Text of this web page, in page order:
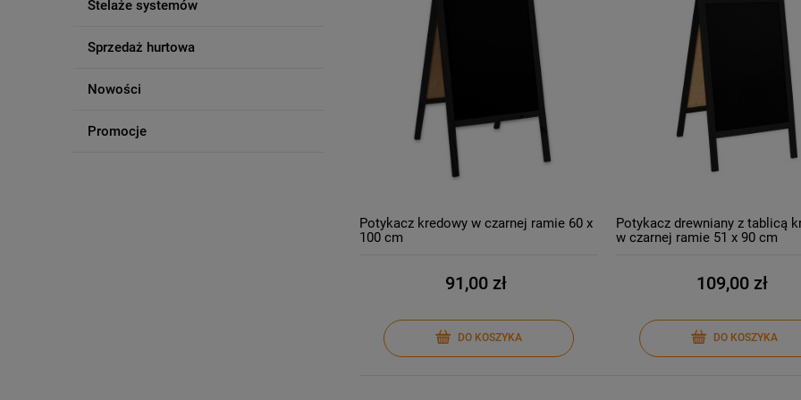
Stelaże systemów
Sprzedaż hurtowa
Nowości
Promocje
Potykacz kredowy w czarnej ramie 60 x
100 cm
91,00 zł
DO KOSZYKA
Potykacz drewniany z tablicą
w czarnej ramie 51 x 90 cm
109,00 zł
DO KOSZYKA